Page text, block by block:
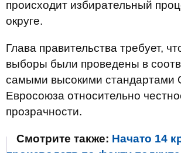
происходит избирательный
округе.
Глава правительства требует,
выборы были проведены в
самыми высокими
Евросоюза относительно
прозрачности.
Смотрите также: Начато 14